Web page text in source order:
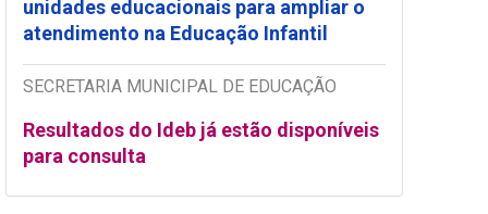
unidades educacionais para ampliar o
atendimento na Educação Infantil
SECRETARIA MUNICIPAL DE EDUCAÇÃO
Resultados do Ideb já estão disponíveis
para consulta